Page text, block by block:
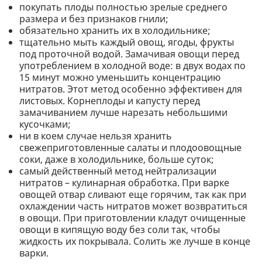
покупать плоды полностью зрелые среднего
размера и без признаков гнили;
обязательно хранить их в холодильнике;
тщательно мыть каждый овощ, ягоды, фрукты
под проточной водой. Замачивая овощи перед
употреблением в холодной воде: в двух водах по
15 минут можно уменьшить концентрацию
нитратов. Этот метод особенно эффективен для
листовых. Корнеплоды и капусту перед
замачиванием лучше нарезать небольшими
кусочками;
ни в коем случае нельзя хранить
свежеприготовленные салаты и плодоовощные
соки, даже в холодильнике, больше суток;
самый действенный метод нейтрализации
нитратов – кулинарная обработка. При варке
овощей отвар сливают еще горячим, так как при
охлаждении часть нитратов может возвратиться
в овощи. При приготовлении кладут очищенные
овощи в кипящую воду без соли так, чтобы
жидкость их покрывала. Солить же лучше в конце
варки.